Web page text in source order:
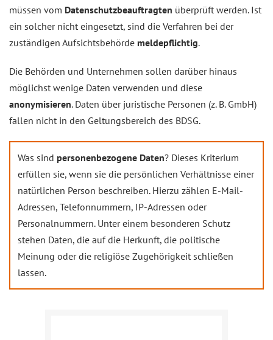
müssen vom Datenschutzbeauftragten überprüft werden. Ist
ein solcher nicht eingesetzt, sind die Verfahren bei der
zuständigen Aufsichtsbehörde meldepflichtig.
Die Behörden und Unternehmen sollen darüber hinaus
möglichst wenige Daten verwenden und diese
anonymisieren. Daten über juristische Personen (z. B. GmbH)
fallen nicht in den Geltungsbereich des BDSG.
Was sind personenbezogene Daten? Dieses Kriterium
erfüllen sie, wenn sie die persönlichen Verhältnisse einer
natürlichen Person beschreiben. Hierzu zählen E-Mail-
Adressen, Telefonnummern, IP-Adressen oder
Personalnummern. Unter einem besonderen Schutz
stehen Daten, die auf die Herkunft, die politische
Meinung oder die religiöse Zugehörigkeit schließen
lassen.